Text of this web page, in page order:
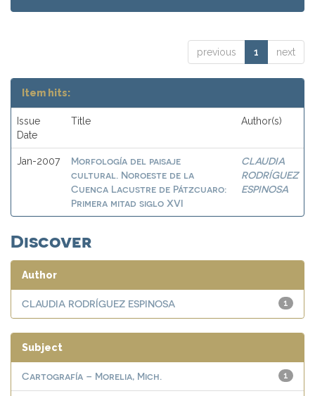
previous 1 next
Item hits:
Issue
Date
Title Author(s)
Jan-2007
Morfología del paisaje
cultural. Noroeste de la
Cuenca Lacustre de Pátzcuaro:
Primera mitad siglo XVI
CLAUDIA
RODRÍGUEZ
ESPINOSA
Discover
Author
1
CLAUDIA RODRÍGUEZ ESPINOSA
Subject
1
Cartografía – Morelia, Mich.